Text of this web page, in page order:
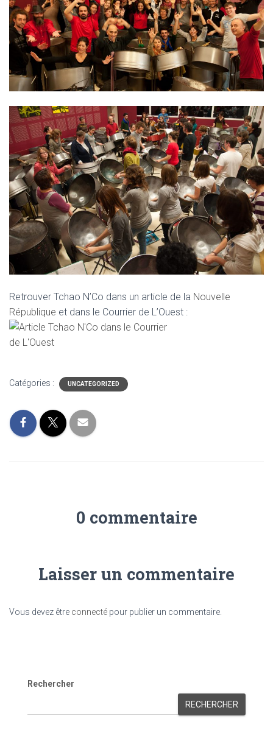
Retrouver Tchao N’Co dans un article de la Nouvelle
République et dans le Courrier de L’Ouest :
Catégories : UNCATEGORIZED
0 commentaire
Laisser un commentaire
Vous devez être connecté pour publier un commentaire.
Rechercher
RECHERCHER